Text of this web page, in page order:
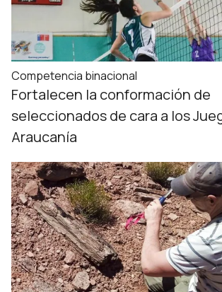
Competencia binacional
Fortalecen la conformación de
seleccionados de cara a los
Araucanía